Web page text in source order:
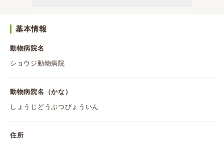
基本情報
動物病院名
ショウジ動物病院
動物病院名（かな）
しょうじどうぶつびょういん
住所